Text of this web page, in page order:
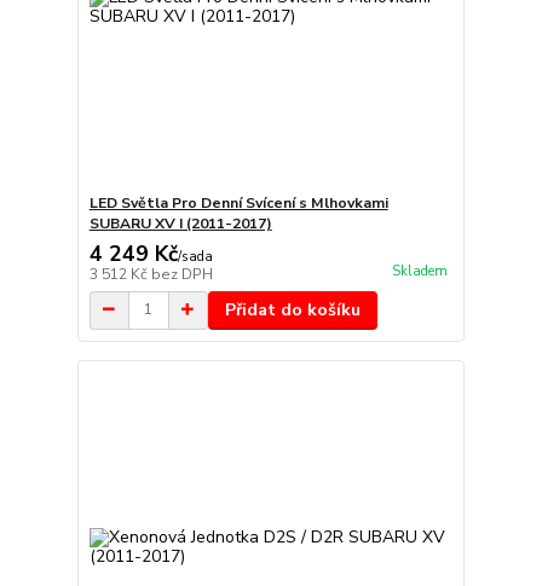
LED Světla Pro Denní Svícení s Mlhovkami
SUBARU XV I (2011-2017)
4 249 Kč/sada
3 512 Kč bez DPH Skladem
Přidat do košíku